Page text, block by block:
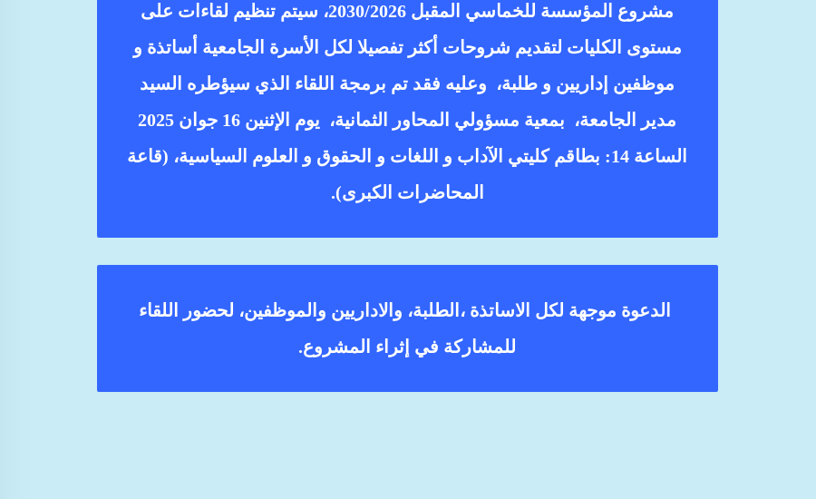
مشروع المؤسسة للخماسي المقبل 2030/2026، سيتم تنظيم لقاءات على
مستوى الكليات لتقديم شروحات أكثر تفصيلا لكل الأسرة الجامعية أساتذة و
موظفين إداريين و طلبة، وعليه فقد تم برمجة اللقاء الذي سيؤطره السيد
مدير الجامعة، بمعية مسؤولي المحاور الثمانية، يوم الإثنين 16 جوان 2025
الساعة 14: بطاقم كليتي الآداب و اللغات و الحقوق و العلوم السياسية، (قاعة
المحاضرات الكبرى).
الدعوة موجهة لكل الاساتذة ،الطلبة، والاداريين والموظفين، لحضور اللقاء
للمشاركة في إثراء المشروع.